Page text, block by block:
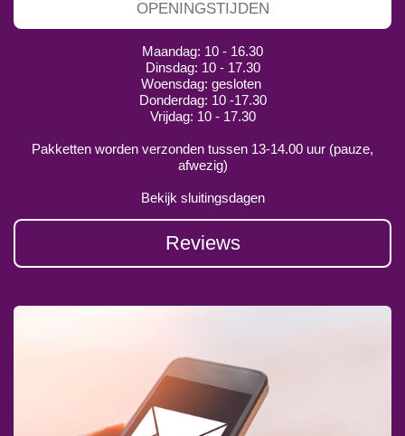
OPENINGSTIJDEN
Maandag: 10 - 16.30
Dinsdag: 10 - 17.30
Woensdag: gesloten
Donderdag: 10 -17.30
Vrijdag: 10 - 17.30
Pakketten worden verzonden tussen 13-14.00 uur (pauze,
afwezig)
Bekijk sluitingsdagen
Reviews